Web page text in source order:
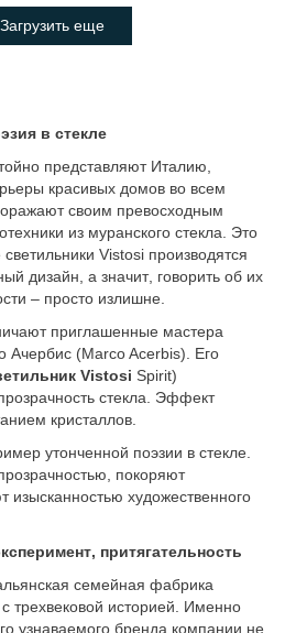
Загрузить еще
в стекле
представляют Италию,
красивых домов во всем
своим превосходным
из муранского стекла. Это
Vistosi производятся
дизайн, а значит, говорить об их
– просто излишне.
приглашенные мастера
(Marco Acerbis). Его
Vistosi Spirit)
стекла. Эффект
кристаллов.
утонченной поэзии в стекле.
покоряют
изысканностью художественного
притягательность
семейная фабрика
с трехвековой историей. Именно
узнаваемого бренда компании не